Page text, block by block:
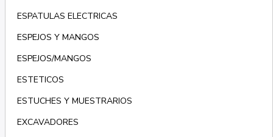
ESPATULAS ELECTRICAS
ESPEJOS Y MANGOS
ESPEJOS/MANGOS
ESTETICOS
ESTUCHES Y MUESTRARIOS
EXCAVADORES